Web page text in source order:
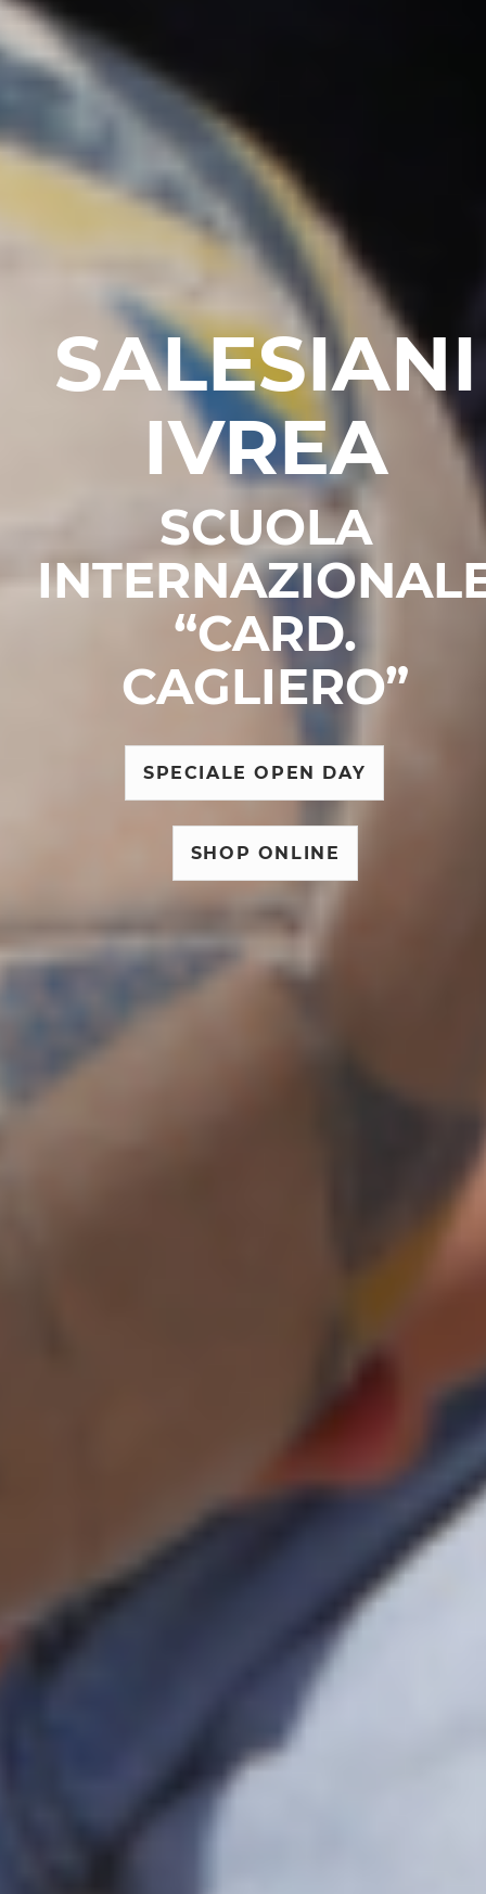
SALESIANI
IVREA
SCUOLA
“CARD.
CAGLIERO”
SPECIALE OPEN DAY
SHOP ONLINE